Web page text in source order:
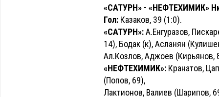
«САТУРН» - «НЕФТЕХИМИК»
Гол: Казаков, 39 (1:0).
«САТУРН»:А.Енгуразов,
14), Бодак (к), Асланян
Ал.Козлов, Аджоев (Кирьянов,
«НЕФТЕХИМИК»: Кранатов,
(Попов, 69),
Лактионов, Валиев (Шарипов,